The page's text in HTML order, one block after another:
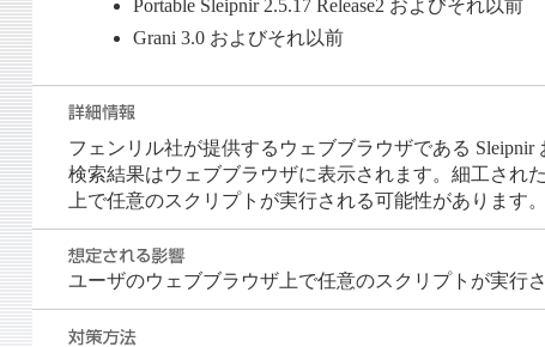
Portable Sleipnir 2.5.17 Release2 およびそれ以前
Grani 3.0 およびそれ以前
フェンリル社が提供するウェブブラウザである
検索結果はウェブブラウザに表示されます。細工され
上で任意のスクリプトが実行される可能性があります。
ユーザのウェブブラウザ上で任意のスクリプトが実行